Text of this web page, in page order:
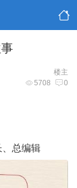
楼主
5708 0
、总编辑